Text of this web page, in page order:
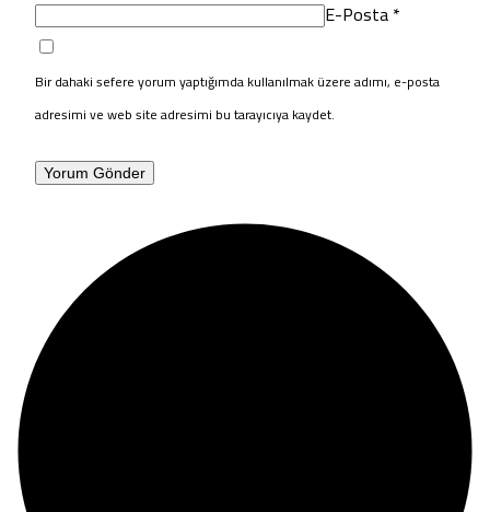
E-Posta*
Bir dahaki sefere yorum yaptığımda kullanılmak üzere adımı, e-posta
adresimi ve web site adresimi bu tarayıcıya kaydet.
Yorum Gönder